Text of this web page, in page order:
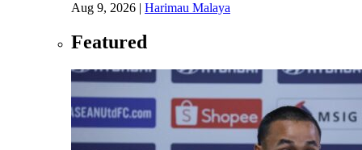
Aug 9, 2026 | Harimau Malaya
Featured